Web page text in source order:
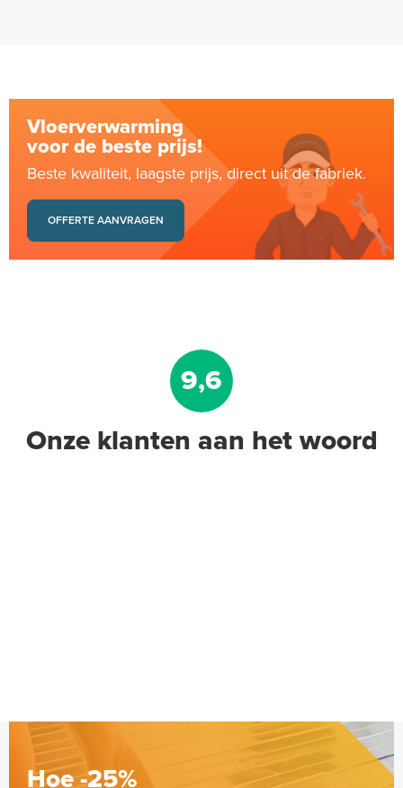
Vloerverwarming
voor de beste prijs!
Beste kwaliteit, laagste prijs, direct uit de fabriek.
OFFERTE AANVRAGEN
9,6
Onze klanten aan het woord
Hoe -25%